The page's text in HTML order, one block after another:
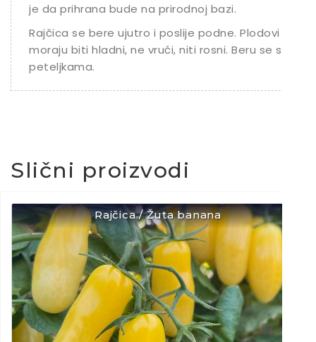
je da prihrana bude na prirodnoj bazi.
Rajčica se bere ujutro i poslije podne. Plodovi
moraju biti hladni, ne vrući, niti rosni. Beru se s
peteljkama.
Slični proizvodi
Rajčica / Žuta banana